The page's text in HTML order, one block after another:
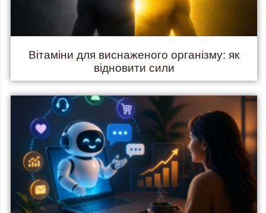
Вітаміни для виснаженого організму: як
відновити сили